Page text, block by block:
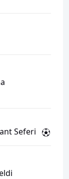
Seferi